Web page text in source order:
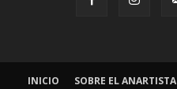
INICIO SOBRE EL ANARTISTA